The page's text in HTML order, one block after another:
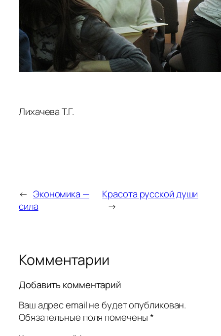
Лихачева Т.Г.
← Экономика —
сила
Красота русской души
→
Комментарии
Добавить комментарий
Ваш адрес email не будет опубликован.
Обязательные поля помечены*